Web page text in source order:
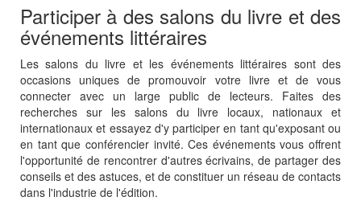
Participer à des salons du livre et des
événements littéraires
Les salons du livre et les événements littéraires sont des
occasions uniques de promouvoir votre livre et de vous
connecter avec un large public de lecteurs. Faites des
recherches sur les salons du livre locaux, nationaux et
internationaux et essayez d'y participer en tant qu'exposant ou
en tant que conférencier invité. Ces événements vous offrent
l'opportunité de rencontrer d'autres écrivains, de partager des
conseils et des astuces, et de constituer un réseau de contacts
dans l'industrie de l'édition.